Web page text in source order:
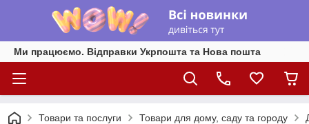
Ми працюємо. Відправки Укрпошта та Нова пошта
Товари та послуги Товари для дому, саду та городу